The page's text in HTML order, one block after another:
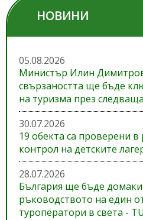
НОВИНИ
05.08.2026
Министър Илин
свързаността ще бъде
на туризма през
30.07.2026
19 обекта са проверени
контрол на детските
28.07.2026
България ще бъде
ръководството на един
туроператори в света -